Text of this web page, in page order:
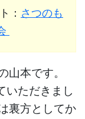
： さつのも
山本です。
いただきまし
裏方としてか